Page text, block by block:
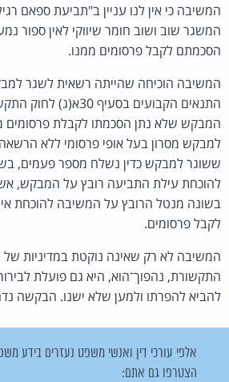
המשיבה כי אין לנו עניין ב"תביעת ספאם
המשגר שוב ושוב חומר שיווקי לאין ספור
הסכמתם לקבל פרסומים ממנו.
המשיבה הוכיחה שהייתה רשאית לשגר
התנאים הקבועים בסעיף
המבקש שלא נתן הסכמתו לקבלת
למבקש מסרון בעל אופי פרסומי ללא
ששוגר למבקש כדין נשלח מספר פעמים,
להוכחת עילת התביעה רובץ על המבקש,
בשונה מנטל הרובץ על המשיבה להוכחת
לקבל פרסומים.
המשיבה לא רק שאינה נוקטת במדיניות של
התקשורת, נהפוך־הוא, היא גם פועלת
להביא להפרתו ולמען שלא ישנו. הבקשה
אלפי עורכי דין ואנשי משפט נעזרים בידע
הצטרפו גם אתם: